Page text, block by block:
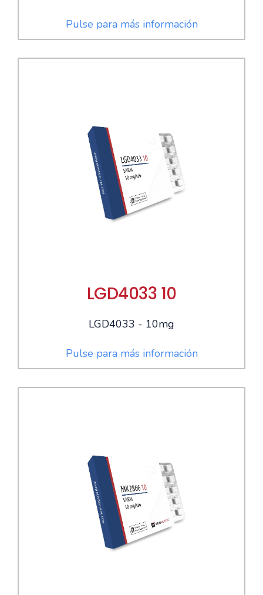
Pulse para más información
LGD4033 10
LGD4033 - 10mg
Pulse para más información